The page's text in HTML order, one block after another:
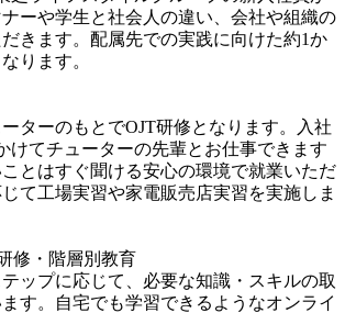
ーや学生と社会人の違い、会社や組織の
きます。配属先での実践に向けた約1か
ります。
ターのもとでOJT研修となります。入社
けてチューターの先輩とお仕事できます
とはすぐ聞ける安心の環境で就業いただ
て工場実習や家電販売店実習を実施しま
修・階層別教育
ップに応じて、必要な知識・スキルの取
す。自宅でも学習できるようなオンライ